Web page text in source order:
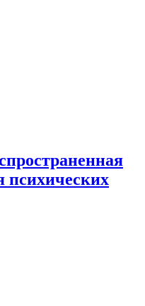
психических